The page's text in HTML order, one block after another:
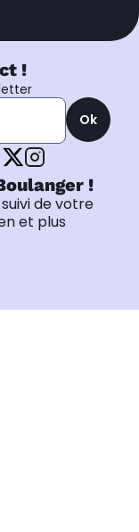
!
Ok
!
de votre
et plus